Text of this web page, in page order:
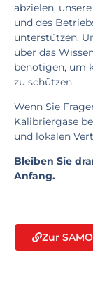
abzielen,
und des
unterstützen.
über das
benötigen, um
zu schützen.
Wenn Sie
Kalibriergase
und lokalen
Bleiben Sie
Anfang.
Zur